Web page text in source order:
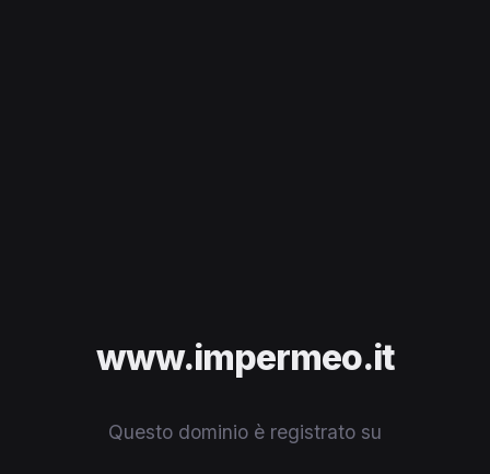
www.impermeo.it
Questo dominio è registrato su